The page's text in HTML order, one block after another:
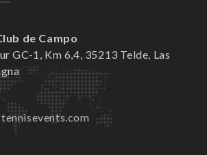
de Campo
GC-1, Km 6,4, 35213 Telde, Las